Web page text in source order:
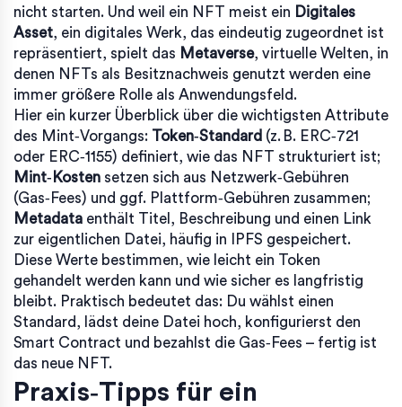
nicht starten. Und weil ein NFT meist ein Digitales
Asset, ein digitales Werk, das eindeutig zugeordnet ist
repräsentiert, spielt das Metaverse, virtuelle Welten, in
denen NFTs als Besitznachweis genutzt werden eine
immer größere Rolle als Anwendungsfeld.
Hier ein kurzer Überblick über die wichtigsten Attribute
des Mint‑Vorgangs: Token‑Standard (z. B. ERC‑721
oder ERC‑1155) definiert, wie das NFT strukturiert ist;
Mint‑Kosten setzen sich aus Netzwerk‑Gebühren
(Gas‑Fees) und ggf. Plattform‑Gebühren zusammen;
Metadata enthält Titel, Beschreibung und einen Link
zur eigentlichen Datei, häufig in IPFS gespeichert.
Diese Werte bestimmen, wie leicht ein Token
gehandelt werden kann und wie sicher es langfristig
bleibt. Praktisch bedeutet das: Du wählst einen
Standard, lädst deine Datei hoch, konfigurierst den
Smart Contract und bezahlst die Gas‑Fees – fertig ist
das neue NFT.
Praxis‑Tipps für ein